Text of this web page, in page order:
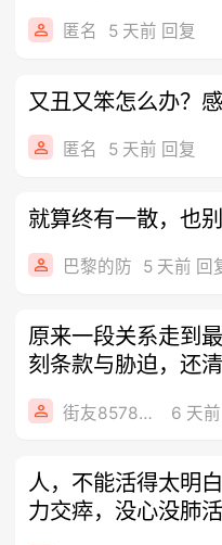
匿名 5 天前 回复
又丑又笨怎么办？
匿名 5 天前 回复
就算终有一散，也别
巴黎的防 5 天前 回
原来一段关系走到
刻条款与胁迫，还
山水
街友85788185 6 天
人，不能活得太明
力交瘁，没心没肺活